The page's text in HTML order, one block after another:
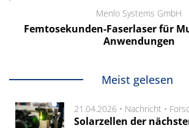
Menlo Systems GmbH
Femtosekunden-Faserlaser für
Anwendungen
Meist gelesen
21.04.2026 • Nachricht •
Solarzellen der